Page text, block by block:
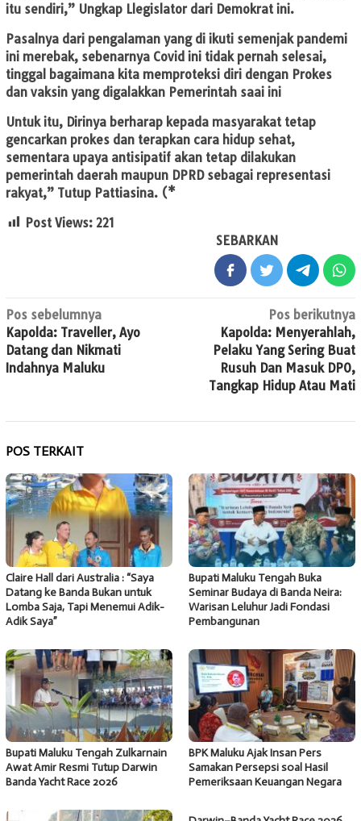
itu sendiri,” Ungkap Llegislator dari Demokrat ini.
Pasalnya dari pengalaman yang di ikuti semenjak pandemi
ini merebak, sebenarnya Covid ini tidak pernah selesai,
tinggal bagaimana kita memproteksi diri dengan Prokes
dan vaksin yang digalakkan Pemerintah saai ini
Untuk itu, Dirinya berharap kepada masyarakat tetap
gencarkan prokes dan terapkan cara hidup sehat,
sementara upaya antisipatif akan tetap dilakukan
pemerintah daerah maupun DPRD sebagai representasi
rakyat,” Tutup Pattiasina. (*
Post Views: 221
SEBARKAN
Navigasi
pos
Pos sebelumnya
Kapolda: Traveller, Ayo
Datang dan Nikmati
Indahnya Maluku
Pos berikutnya
Kapolda: Menyerahlah,
Pelaku Yang Sering Buat
Rusuh Dan Masuk DPO,
Tangkap Hidup Atau Mati
POS TERKAIT
Claire Hall dari Australia : “Saya
Datang ke Banda Bukan untuk
Lomba Saja, Tapi Menemui Adik-
Adik Saya”
Bupati Maluku Tengah Buka
Seminar Budaya di Banda Neira:
Warisan Leluhur Jadi Fondasi
Pembangunan
Bupati Maluku Tengah Zulkarnain
Awat Amir Resmi Tutup Darwin
Banda Yacht Race 2026
BPK Maluku Ajak Insan Pers
Samakan Persepsi soal Hasil
Pemeriksaan Keuangan Negara